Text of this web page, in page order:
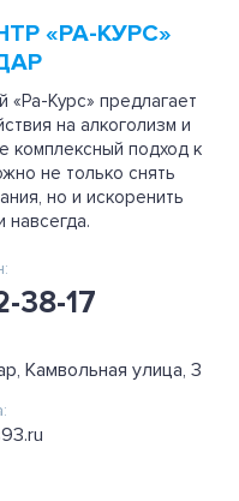
«РА-КУРС»
«Ра-Курс» предлагает
на алкоголизм и
комплексный подход к
не только снять
но и искоренить
навсегда.
38-17
Камвольная улица, 3